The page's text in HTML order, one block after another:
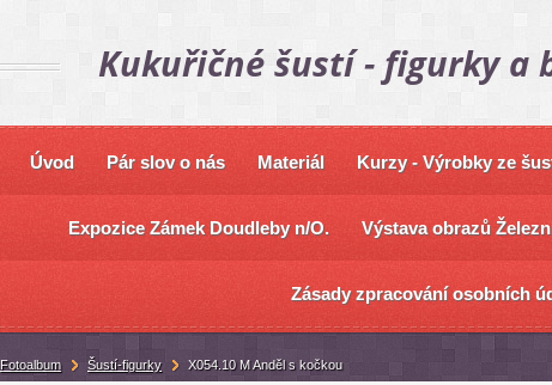
Kukuřičné šustí - figurky a
Úvod Pár slov o nás Materiál Kurzy - Výrobky ze
Expozice Zámek Doudleby n/O. Výstava obrazů
Zásady zpracování osobních
Fotoalbum Šustí-figurky X054.10 M Anděl s kočkou